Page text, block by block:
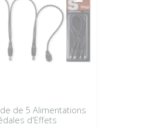
de 5 Alimentations
d'Effets